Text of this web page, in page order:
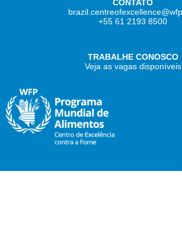
CONTATO
+55 61 2193 8500
TRABALHE CONOSCO
Veja as vagas disponíveis